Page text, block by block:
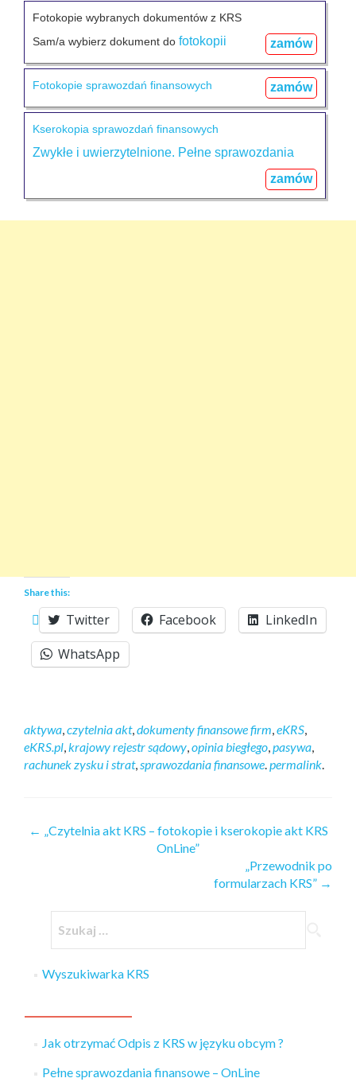
Fotokopie wybranych dokumentów z KRS
Sam/a wybierz dokument do fotokopii zamów
Fotokopie sprawozdań finansowych zamów
Kserokopia sprawozdań finansowych
Zwykłe i uwierzytelnione. Pełne sprawozdania
zamów
Share this:
Twitter Facebook
LinkedIn
WhatsApp
aktywa,czytelnia akt,dokumenty finansowe firm,eKRS,
eKRS.pl,krajowy rejestr sądowy,opinia biegłego,pasywa,
rachunek zysku i strat,sprawozdania finansowe.permalink.
← „Czytelnia akt KRS – fotokopie i kserokopie akt KRS
OnLine”
„Przewodnik po
formularzach KRS” →
Wyszukiwarka KRS
Jak otrzymać Odpis z KRS w języku obcym ?
Pełne sprawozdania finansowe – OnLine